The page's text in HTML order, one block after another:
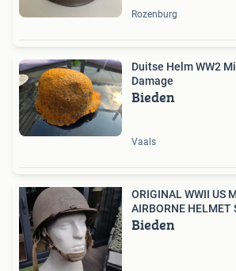
Rozenburg
Duitse Helm WW2
Damage
Bieden
Vaals
ORIGINAL WWII US
AIRBORNE HELMET
Bieden